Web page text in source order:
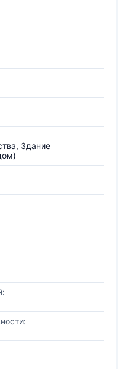
Здание